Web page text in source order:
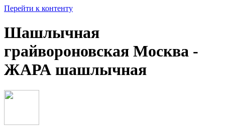
Перейти к контенту
Шашлычная
грайвороновская Москва -
ЖАРА шашлычная